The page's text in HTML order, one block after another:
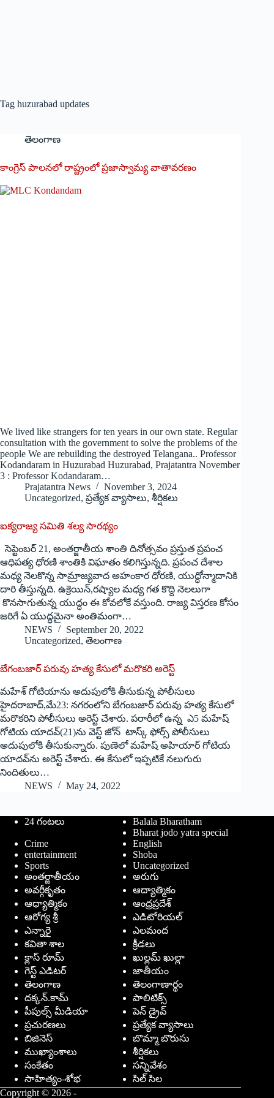
Tag huzurabad updates
తెలంగాణ
కాంగ్రెస్ పాల‌న‌లో రాష్ట్రంలో ప్ర‌జాస్వామ్య వాతావ‌ర‌ణం
We lived like strangers for ten years in our own state. Regular
consultation with the government to solve the problems of the
people We are rebuilding the destroyed Telangana.. Professor
Kodandaram in Huzurabad Huzurabad, Prajatantra November
3 : Professor Kodandaram…
Prajatantra News
November 3, 2024
Uncategorized, ప్రత్యేక వ్యాసాలు, శీర్షికలు
ఐక్యరాజ్య సమితి శల్య సారథ్యం
సెప్టెంబర్‌ 21, అం‌తర్జాతీయ శాంతి దినోత్సవం ప్రస్తుత ప్రపంచ
ఆధిపత్య ధోరణి శాంతికి విఘాతం కలిగిస్తున్నది. ప్రపంచ దేశాల
మధ్య నెలకొన్న సామ్రాజ్యవాద అహంకార ధోరణి, యుద్ధోన్మాదానికి
దారి తీస్తున్నది. ఉక్రెయిన్‌,‌రష్యాల మధ్య గత కొద్ది నెలలుగా
కొనసాగుతున్న యుద్ధం ఈ కోవలోకే వస్తుంది. రాజ్య విస్తరణ కోసం
జరిగే ఏ యుద్ధమైనా అంతిమంగా…
NEWS
September 20, 2022
Uncategorized, తెలంగాణ
బేగంబజార్‌ ‌పరువు హత్య కేసులో మరొకరి అరెస్ట్
‌మహేశ్‌ ‌గోటియాను అదుపులోకి తీసుకున్న పోలీసులు
హైదరాబాద్‌,‌మే23: నగరంలోని బేగంబజార్‌ ‌పరువు హత్య కేసులో
మరొకరిని పోలీసులు అరెస్ట్ ‌చేశారు. పరారీలో ఉన్న ఎ5 మహేష్‌
‌గోటియ యాదవ్‌(21)‌ను వెస్ట్ ‌జోన్‌ ‌టాస్క్ ‌ఫోర్స్ ‌పోలీసులు
అదుపులోకి తీసుకున్నారు. పుణెలో మహేష్‌ అహియార్‌ ‌గోటియ
యాదవ్‌ను అరెస్ట్ ‌చేశారు. ఈ కేసులో ఇప్పటికే నలుగురు
నిందితులు…
NEWS
May 24, 2022
24 గంటలు
Balala Bharatham
Bharat jodo yatra special
Crime
English
entertainment
Shoba
Sports
Uncategorized
అంతర్జాతీయం
అరుగు
అవర్గీకృతం
ఆద్యాత్మికం
ఆధ్యాత్మికం
ఆంధ్రప్రదేశ్
ఆరోగ్య శ్రీ
ఎడిటోరియల్
ఎన్నారై
ఎలమంద
కవితా శాల
క్రీడలు
క్లాస్ రూమ్
ఖుల్లమ్ ఖుల్లా
గెస్ట్ ఎడిటర్
జాతీయం
తెలంగాణ
తెలంగాణార్థం
దక్కన్.కామ్
పాలిటిక్స్
పీపుల్స్ ‌మీడియా
పెన్ డ్రైవ్
ప్రచురణలు
ప్రత్యేక వ్యాసాలు
బిజినెస్
బొమ్మా బొరుసు
ముఖ్యాంశాలు
శీర్షికలు
సంకేతం
సన్నివేశం
సాహిత్యం-శోభ
సిల్ సిల
Copyright © 2026 -